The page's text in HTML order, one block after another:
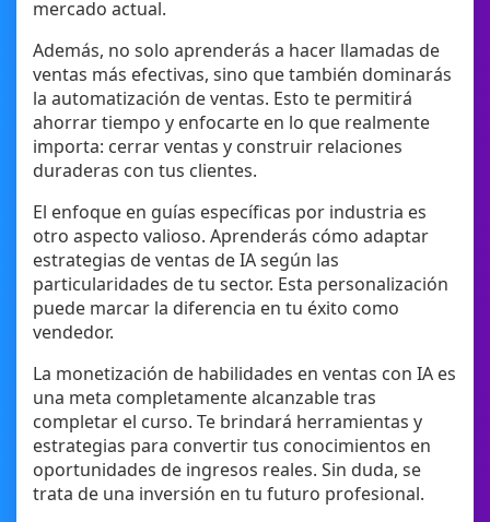
mercado actual.
Además, no solo aprenderás a hacer llamadas de
ventas más efectivas, sino que también dominarás
la automatización de ventas. Esto te permitirá
ahorrar tiempo y enfocarte en lo que realmente
importa: cerrar ventas y construir relaciones
duraderas con tus clientes.
El enfoque en guías específicas por industria es
otro aspecto valioso. Aprenderás cómo adaptar
estrategias de ventas de IA según las
particularidades de tu sector. Esta personalización
puede marcar la diferencia en tu éxito como
vendedor.
La monetización de habilidades en ventas con IA es
una meta completamente alcanzable tras
completar el curso. Te brindará herramientas y
estrategias para convertir tus conocimientos en
oportunidades de ingresos reales. Sin duda, se
trata de una inversión en tu futuro profesional.